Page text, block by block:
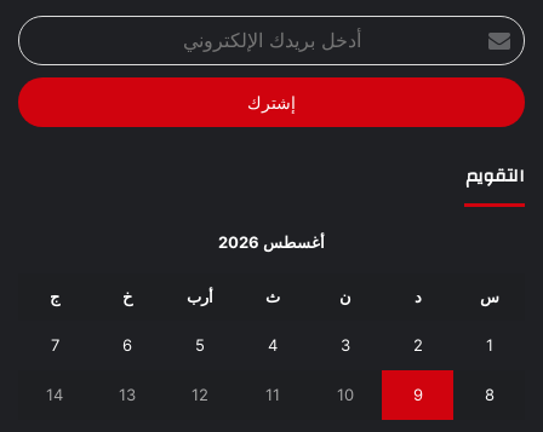
أدخل
بريدك
الإلكتروني
التقويم
أغسطس 2026
س د ن ث أرب خ ج
1
2
3
4
5
6
7
8
9
10
11
12
13
14